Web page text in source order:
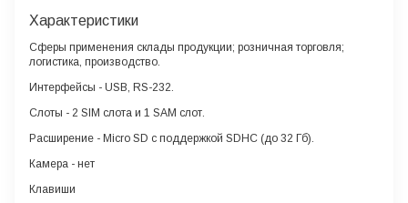
Характеристики
Сферы применения склады продукции; розничная торговля;
логистика, производство.
Интерфейсы - USB, RS-232.
Слоты - 2 SIM слота и 1 SAM слот.
Расширение - Micro SD с поддержкой SDHC (до 32 Гб).
Камера - нет
Клавиши